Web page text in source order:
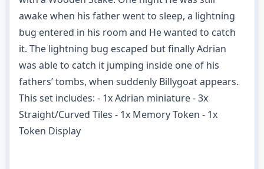
awake when his father went to sleep, a lightning
bug entered in his room and He wanted to catch
it. The lightning bug escaped but finally Adrian
was able to catch it jumping inside one of his
fathers’ tombs, when suddenly Billygoat appears.
This set includes: - 1x Adrian miniature - 3x
Straight/Curved Tiles - 1x Memory Token - 1x
Token Display